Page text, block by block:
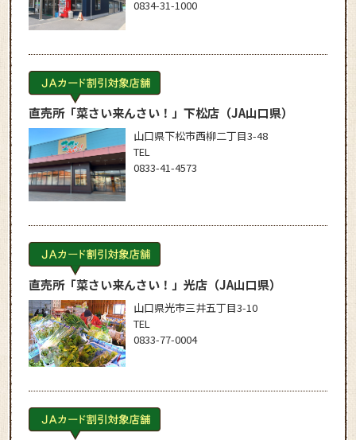
0834-31-1000
直売所「菜さい来んさい！」下松店（JA山口県）
山口県下松市西柳二丁目3-48
TEL
0833-41-4573
直売所「菜さい来んさい！」光店（JA山口県）
山口県光市三井五丁目3-10
TEL
0833-77-0004